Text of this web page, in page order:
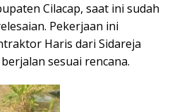
Cilacap, saat ini sudah
Pekerjaan ini
Haris dari Sidareja
sesuai rencana.